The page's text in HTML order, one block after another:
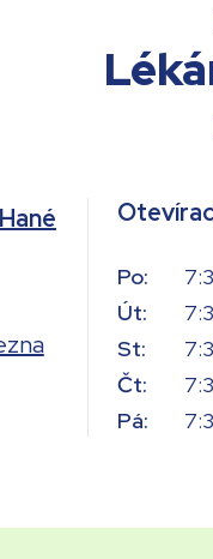
Po:
Út:
St:
Čt:
Pá: